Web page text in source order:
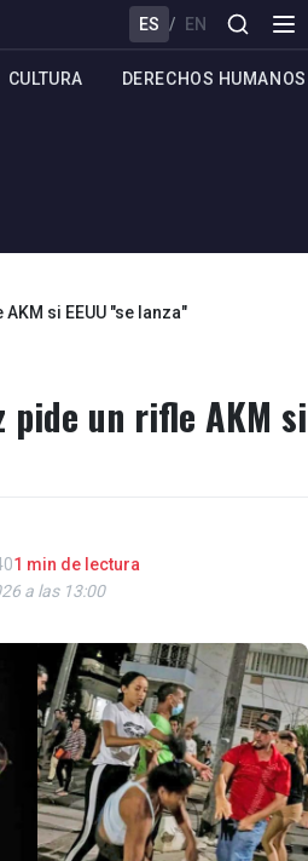
ES / EN
CULTURA DERECHOS HUMANOS
si EEUU "se lanza"
pide un rifle AKM si
1 min de lectura
a las 13:00